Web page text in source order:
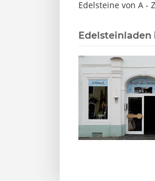
Edelsteine von A - Z
Edelsteinladen